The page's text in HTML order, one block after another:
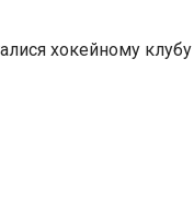
хокейному клубу